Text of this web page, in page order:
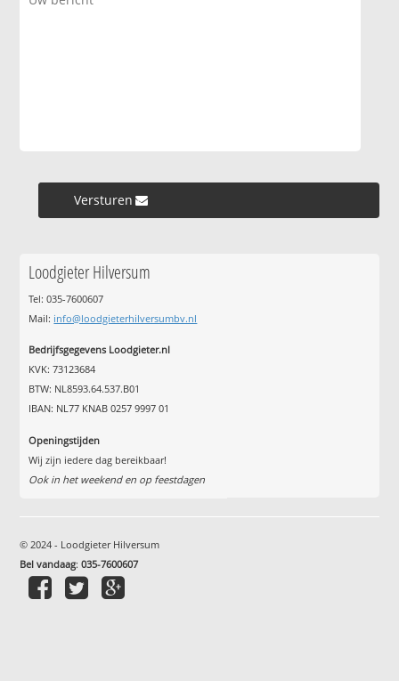
Versturen »
Loodgieter Hilversum
Tel: 035-7600607
Mail: info@loodgieterhilversumbv.nl
Bedrijfsgegevens Loodgieter.nl
KVK: 73123684
BTW: NL8593.64.537.B01
IBAN: NL77 KNAB 0257 9997 01
Openingstijden
Wij zijn iedere dag bereikbaar!
Ook in het weekend en op feestdagen
© 2024 - Loodgieter Hilversum
Bel vandaag:035-7600607